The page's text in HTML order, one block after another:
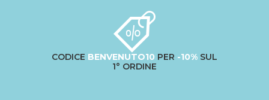
CODICE BENVENUTO10 PER -10% SUL
1° ORDINE